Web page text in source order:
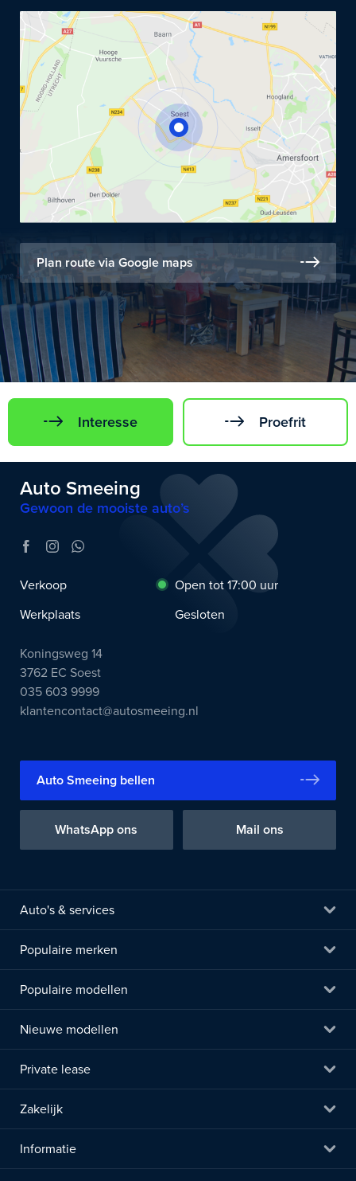
Plan route via Google maps
Interesse Proefrit
Auto Smeeing
Gewoon de mooiste auto’s
Verkoop
Open tot 17:00 uur
Werkplaats
Gesloten
Koningsweg 14
3762 EC Soest
035 603 9999
klantencontact@autosmeeing.nl
Auto Smeeing bellen
WhatsApp ons Mail ons
Auto's & services
Populaire merken
Populaire modellen
Nieuwe modellen
Private lease
Zakelijk
Informatie